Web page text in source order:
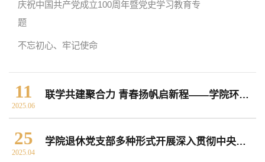
本科教育 研究生教育
科研概况
学生活动
庆祝中国共产党成立100周年暨党史学习教育专
题
不忘初心、牢记使命
11
2025.06
联学共建聚合力 青春扬帆启新程——学院环境系研究生党支部联合开展毕业生经验交流会
25
2025.04
学院退休党支部多种形式开展深入贯彻中央八项规定精神学习教育